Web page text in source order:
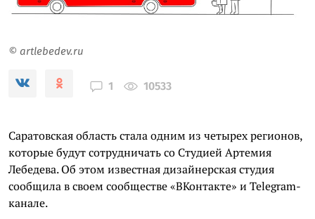
© artlebedev.ru
1 10533
Саратовская область стала одним из четырех регионов,
которые будут сотрудничать со Студией Артемия
Лебедева. Об этом известная дизайнерская студия
сообщила в своем сообществе «ВКонтакте» и Telegram-
канале.